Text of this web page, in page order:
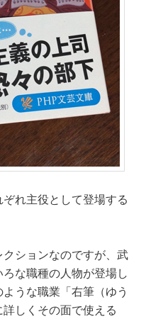
れ主役として登場する
ションなのですが、武
な職種の人物が登場し
うな職業「右筆（ゆう
しくその面で使える